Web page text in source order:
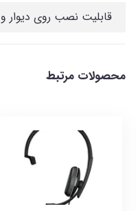
قابلیت نصب روی
محصولات مرتبط